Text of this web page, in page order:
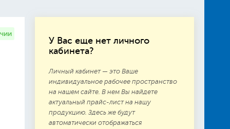
У Вас еще нет личного
кабинета?
Личный кабинет — это Ваше
индивидуальное рабочее пространство
на нашем сайте. В нем Вы найдете
актуальный прайс-лист на нашу
продукцию. Здесь же будут
автоматически отображаться